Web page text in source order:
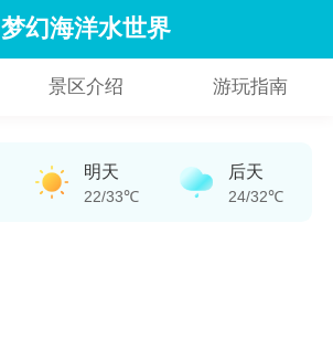
梦幻海洋水世界
景区介绍 游玩指南
明天
22/33℃
后天
24/32℃